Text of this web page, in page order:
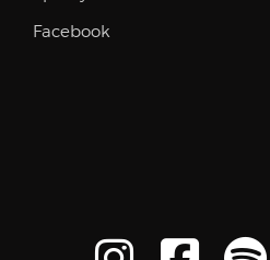
Facebook